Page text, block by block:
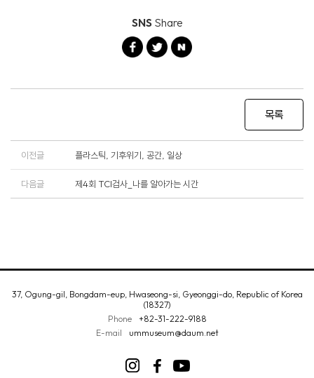
SNS Share
목록
이전글 플라스틱, 기후위기, 공간, 일상
다음글 제4회 TCI검사_나를 알아가는 시간
37, Ogung-gil, Bongdam-eup, Hwaseong-si, Gyeonggi-do, Republic of Korea
(18327)
Phone
+82-31-222-9188
E-mail
ummuseum@daum.net